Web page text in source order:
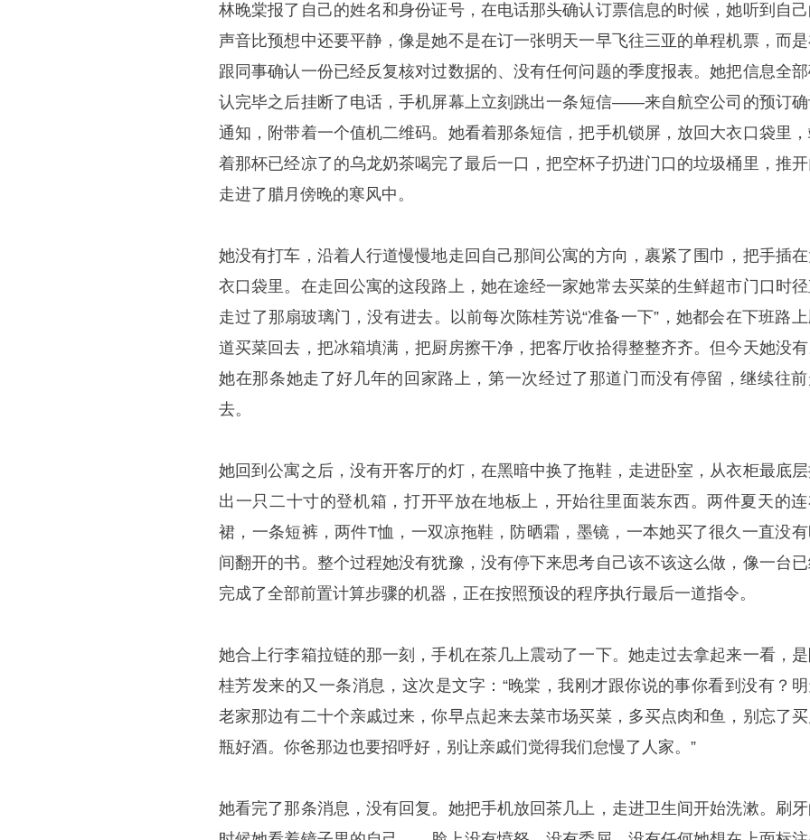
林晚棠报了自己的姓名和身份证号，在电话那头确认订票信息的时候，她听到自
声音比预想中还要平静，像是她不是在订一张明天一早飞往三亚的单程机票，而
跟同事确认一份已经反复核对过数据的、没有任何问题的季度报表。她把信息全
认完毕之后挂断了电话，手机屏幕上立刻跳出一条短信——来自航空公司的预订
通知，附带着一个值机二维码。她看着那条短信，把手机锁屏，放回大衣口袋里
着那杯已经凉了的乌龙奶茶喝完了最后一口，把空杯子扔进门口的垃圾桶里，推
走进了腊月傍晚的寒风中。
她没有打车，沿着人行道慢慢地走回自己那间公寓的方向，裹紧了围巾，把手插
衣口袋里。在走回公寓的这段路上，她在途经一家她常去买菜的生鲜超市门口时
走过了那扇玻璃门，没有进去。以前每次陈桂芳说“准备一下”，她都会在下班路
道买菜回去，把冰箱填满，把厨房擦干净，把客厅收拾得整整齐齐。但今天她没
她在那条她走了好几年的回家路上，第一次经过了那道门而没有停留，继续往
去。
她回到公寓之后，没有开客厅的灯，在黑暗中换了拖鞋，走进卧室，从衣柜最底
出一只二十寸的登机箱，打开平放在地板上，开始往里面装东西。两件夏天的
裙，一条短裤，两件T恤，一双凉拖鞋，防晒霜，墨镜，一本她买了很久一直没
间翻开的书。整个过程她没有犹豫，没有停下来思考自己该不该这么做，像一台
完成了全部前置计算步骤的机器，正在按照预设的程序执行最后一道指令。
她合上行李箱拉链的那一刻，手机在茶几上震动了一下。她走过去拿起来一看，
桂芳发来的又一条消息，这次是文字：“晚棠，我刚才跟你说的事你看到没有？
老家那边有二十个亲戚过来，你早点起来去菜市场买菜，多买点肉和鱼，别忘了
瓶好酒。你爸那边也要招呼好，别让亲戚们觉得我们怠慢了人家。”
她看完了那条消息，没有回复。她把手机放回茶几上，走进卫生间开始洗漱。刷